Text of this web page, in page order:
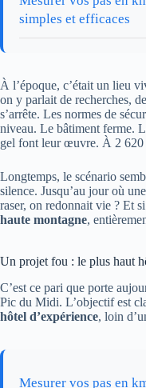
simples et efficaces
À l’époque, c’était un lieu
on y parlait de recherches,
s’arrête. Les normes de
niveau. Le bâtiment ferme.
gel font leur œuvre. À 2 620
Longtemps, le scénario
silence. Jusqu’au jour où
raser, on redonnait vie ? Et
haute montagne,
Un projet fou : le plus haut
C’est ce pari que porte
Pic du Midi. L’objectif est
hôtel d’expérience, loin
Mesurer vos pas en